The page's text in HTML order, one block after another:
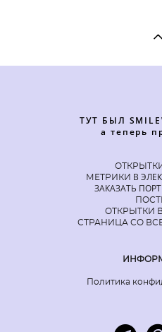
ТУТ БЫЛ
а теперь
МЕТРИКИ В
ЗАКАЗАТЬ
ОТКРЫТКИ
СТРАНИЦА СО
Политика